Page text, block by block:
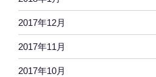
2017年12月
2017年11月
2017年10月